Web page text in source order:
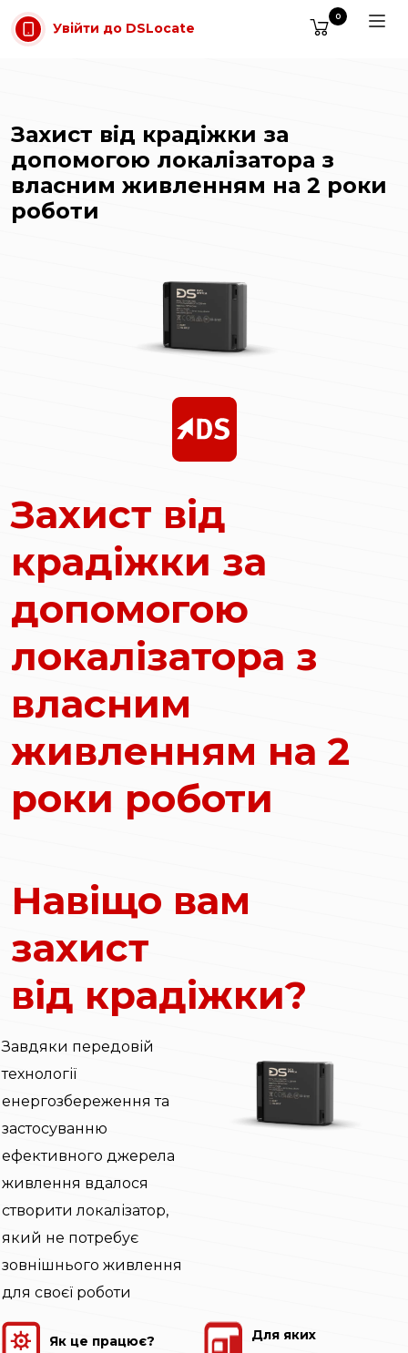
Перейти до основного вмісту
Увійти до DSLocate
0
Захист від крадіжки за
допомогою локалізатора з
власним живленням на 2 роки
роботи
Захист від
крадіжки за
допомогою
локалізатора з
власним
живленням на 2
роки роботи
Навіщо вам
захист
від крадіжки?
Завдяки передовій
технології
енергозбереження та
застосуванню
ефективного джерела
живлення вдалося
створити локалізатор,
який не потребує
зовнішнього живлення
для своєї роботи
Як це працює?
Для яких